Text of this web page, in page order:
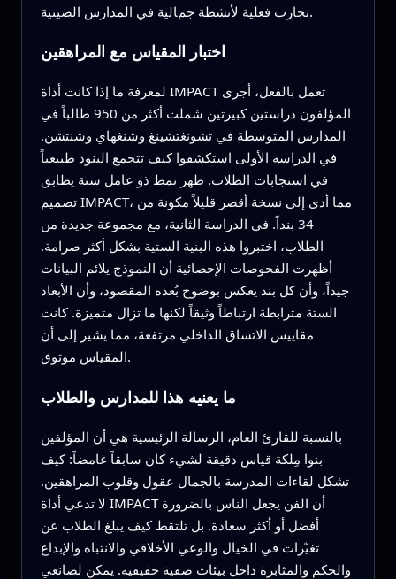
تجارب فعلية لأنشطة جمالية في المدارس الصينية.
اختبار المقياس مع المراهقين
لمعرفة ما إذا كانت أداة IMPACT تعمل بالفعل، أجرى
المؤلفون دراستين كبيرتين شملت أكثر من 950 طالباً في
المدارس المتوسطة في تشونغتشينغ وشنغهاي وشنتشن.
في الدراسة الأولى استكشفوا كيف تتجمع البنود طبيعياً
في استجابات الطلاب. ظهر نمط ذو عامل ستة يطابق
تصميم IMPACT، مما أدى إلى نسخة أقصر قليلاً مكونة من
34 بنداً. في الدراسة الثانية، مع مجموعة جديدة من
الطلاب، اختبروا هذه البنية الستية بشكل أكثر صرامة.
أظهرت الفحوصات الإحصائية أن النموذج يلائم البيانات
جيداً، وأن كل بند يعكس بوضوح بُعده المقصود، وأن الأبعاد
الستة مترابطة ارتباطاً وثيقاً لكنها ما تزال متميزة. كانت
مقاييس الاتساق الداخلي مرتفعة، مما يشير إلى أن
المقياس موثوق.
ما يعنيه هذا للمدارس والطلاب
بالنسبة للقارئ العام، الرسالة الرئيسية هي أن المؤلفين
بنوا مِلكة قياس دقيقة لشيء كان سابقاً غامضاً: كيف
تشكل لقاءات المدرسة بالجمال عقول وقلوب المراهقين.
لا تدعي أداة IMPACT أن الفن يجعل الناس بالضرورة
أفضل أو أكثر سعادة. بل تلتقط كيف يبلغ الطلاب عن
تغيّرات في الخيال والوعي الأخلاقي والانتباه والإبداع
والحكم والمثابرة داخل بيئات صفية حقيقية. يمكن لصانعي